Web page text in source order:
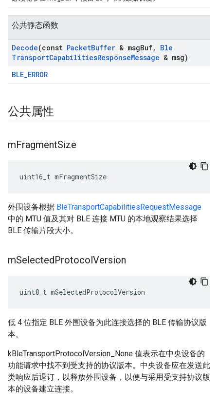
公共静态函数
Decode(const PacketBuffer & msgBuf,
Ble
TransportCapabilitiesResponseMessage & msg)
BLE_ERROR
公共属性
mFragmentSize
uint16_t mFragmentSize
外围设备根据 BleTransportCapabilitiesRequestMessage
中的 MTU 值及其对 BLE 连接 MTU 的本地观察结果选择
BLE 传输片段大小。
mSelectedProtocolVersion
uint8_t mSelectedProtocolVersion
低 4 位指定 BLE 外围设备为此连接选择的 BLE 传输协议版
本。
kBleTransportProtocolVersion_None 值表示在中央设备的
功能请求中找不到受支持的协议版本。中央设备应在发送此
类响应后退订，以释放外围设备，以便与采用受支持协议版
本的设备建立连接。